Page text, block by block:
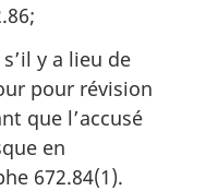
y a lieu de
pour révision
que l’accusé
en
672.84(1).